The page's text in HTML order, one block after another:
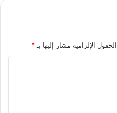
الحقول الإلزامية مشار إليها بـ *